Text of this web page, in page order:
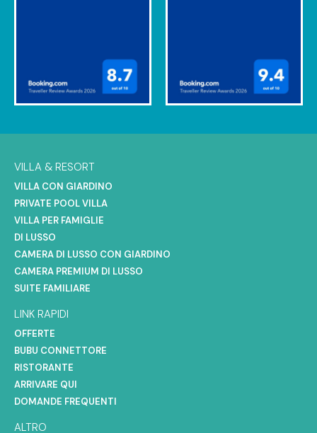
VILLA & RESORT
VILLA CON GIARDINO
PRIVATE POOL VILLA
VILLA PER FAMIGLIE
DI LUSSO
CAMERA DI LUSSO CON GIARDINO
CAMERA PREMIUM DI LUSSO
SUITE FAMILIARE
LINK RAPIDI
OFFERTE
BUBU CONNETTORE
RISTORANTE
ARRIVARE QUI
DOMANDE FREQUENTI
ALTRO